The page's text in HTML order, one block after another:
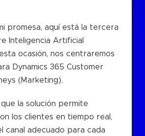
promesa, aquí está la tercera
Inteligencia Artificial
ocasión, nos centraremos
Dynamics 365 Customer
(Marketing).
la solución permite
los clientes en tiempo real,
canal adecuado para cada